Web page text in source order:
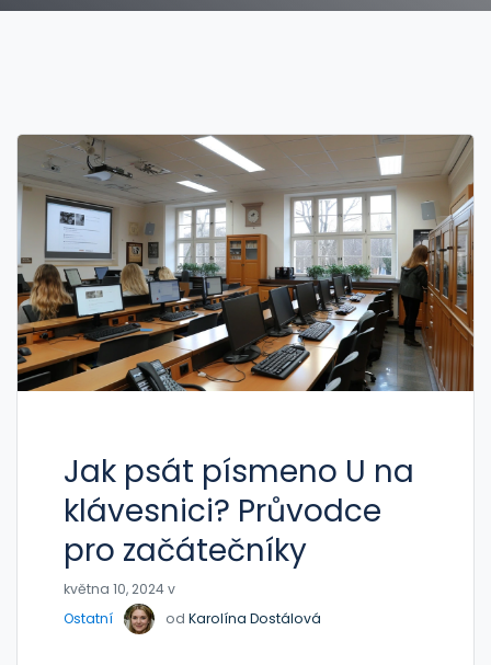
Jak psát písmeno U na
klávesnici? Průvodce
pro začátečníky
května 10, 2024 v
Ostatní
od Karolína Dostálová